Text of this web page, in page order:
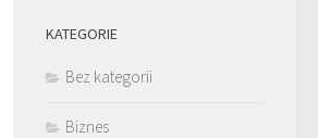
KATEGORIE
Bez kategorii
Biznes